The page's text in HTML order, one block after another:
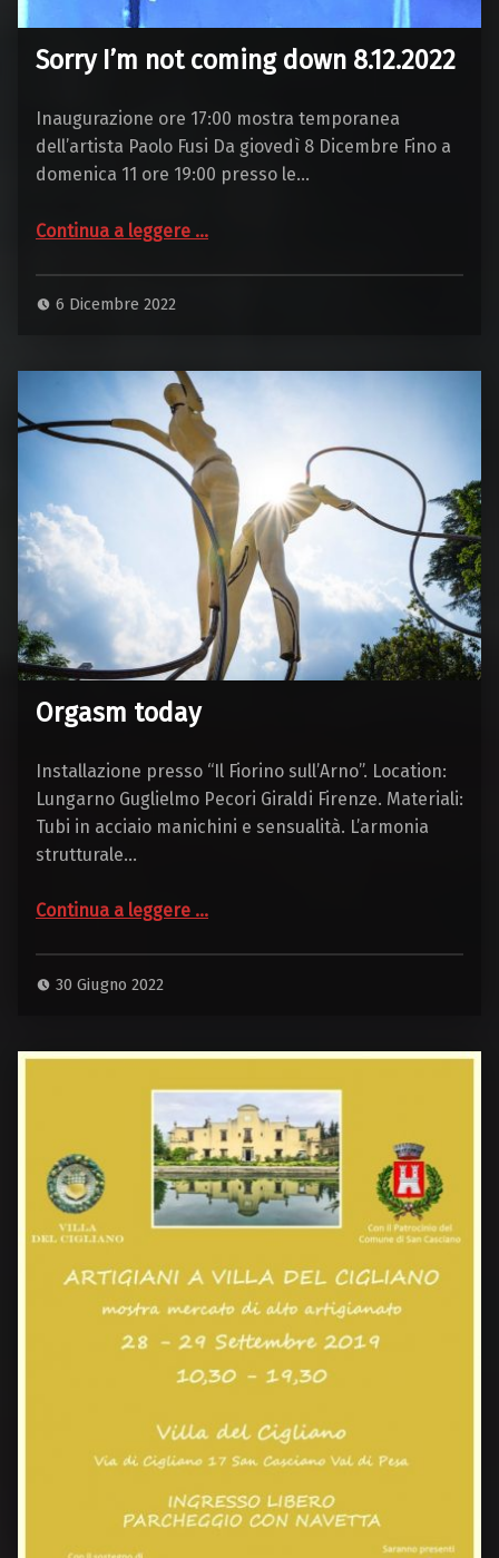
Sorry I’m not coming down 8.12.2022
Inaugurazione ore 17:00 mostra temporanea
dell’artista Paolo Fusi Da giovedì 8 Dicembre Fino a
domenica 11 ore 19:00 presso le…
Continua a leggere …
6 Dicembre 2022
Orgasm today
Installazione presso “Il Fiorino sull’Arno”. Location:
Lungarno Guglielmo Pecori Giraldi Firenze. Materiali:
Tubi in acciaio manichini e sensualità. L’armonia
strutturale…
Continua a leggere …
30 Giugno 2022